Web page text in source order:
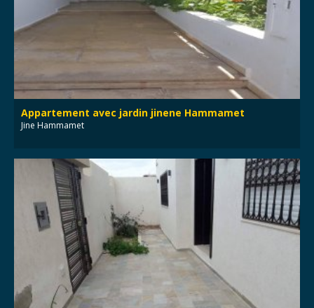
Appartement avec jardin jinene Hammamet
Jine Hammamet